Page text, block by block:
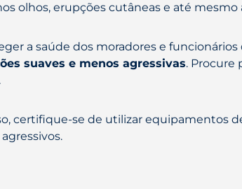
olhos, erupções cutâneas e até mesmo
a saúde dos moradores e
suaves e menos agressivas. Procure
certifique-se de utilizar equipamentos